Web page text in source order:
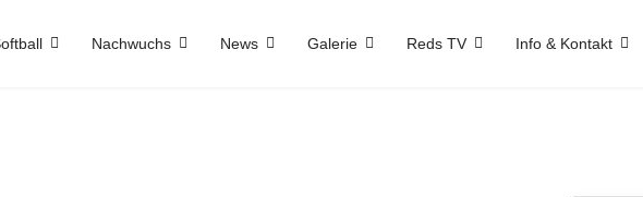
Nachwuchs News Galerie Reds TV Info & Kontakt